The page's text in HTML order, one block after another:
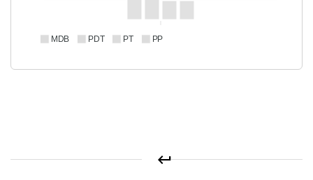
MDB PDT PT PP
keyboard_return